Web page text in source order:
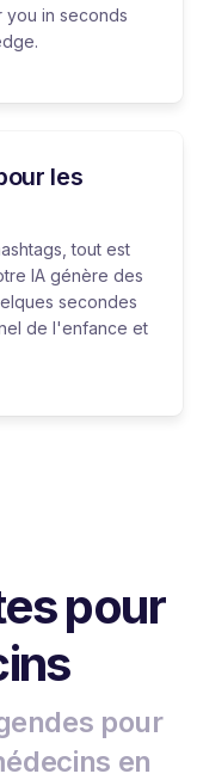
you in seconds
les
tout est
IA génère des
secondes
de l'enfance et
pour
pour
en